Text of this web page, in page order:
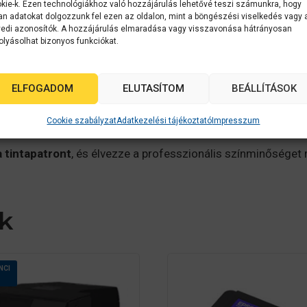
k. Ezen technológiákhoz való hozzájárulás lehetővé teszi számunkra, hogy
adatokat dolgozzunk fel ezen az oldalon, mint a böngészési viselkedés vagy
azonosítók. A hozzájárulás elmaradása vagy visszavonása hátrányosan
bizonyos funkciókat.
ELFOGADOM ELUTASÍTOM BEÁLLÍTÁSOK
Cookie szabályzatAdatkezelési tájékoztatóImpresszum
hosszú ideig használható, csökkentve a
a kompatibilitást és a nyomtató hosszú távú
Stylus Prosorozat bizonyos modelljeivel kompatibilis.
vagy művészi nyomatokról.
tintapatront, és élvezze a professzionális színminőséget